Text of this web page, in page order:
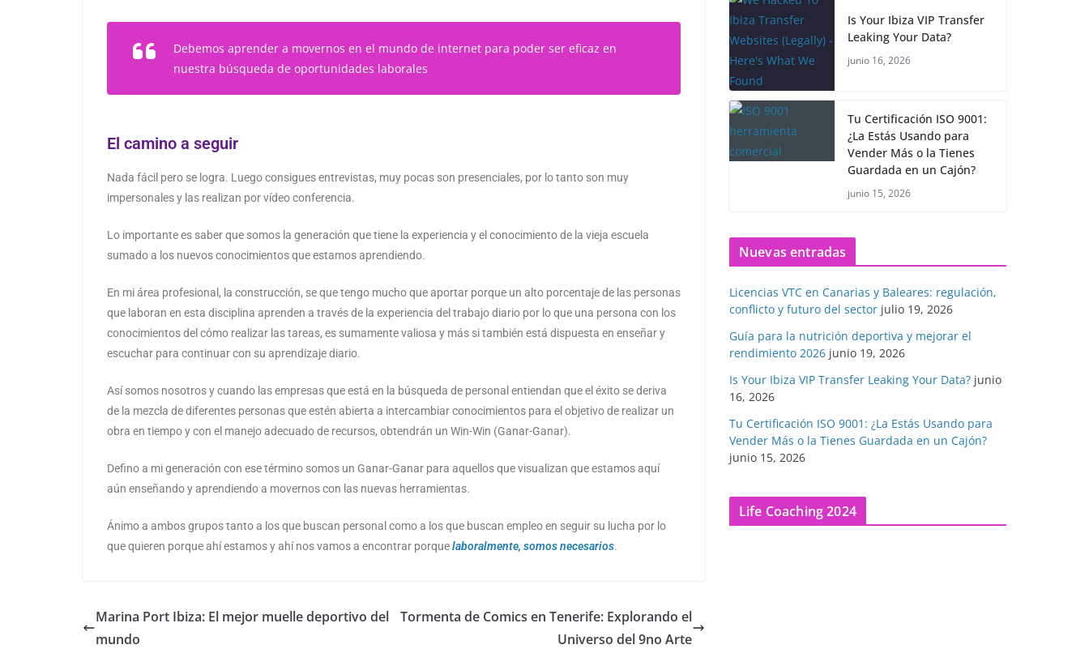
Debemos aprender a movernos en el mundo de internet para poder ser eficaz en
nuestra búsqueda de oportunidades laborales
El camino a seguir
Nada fácil pero se logra. Luego consigues entrevistas, muy pocas son presenciales, por lo tanto son muy
impersonales y las realizan por vídeo conferencia.
Lo importante es saber que somos la generación que tiene la experiencia y el conocimiento de la vieja escuela
sumado a los nuevos conocimientos que estamos aprendiendo.
En mi área profesional, la construcción, se que tengo mucho que aportar porque un alto porcentaje de las personas
que laboran en esta disciplina aprenden a través de la experiencia del trabajo diario por lo que una persona con los
conocimientos del cómo realizar las tareas, es sumamente valiosa y más si también está dispuesta en enseñar y
escuchar para continuar con su aprendizaje diario.
Así somos nosotros y cuando las empresas que está en la búsqueda de personal entiendan que el éxito se deriva
de la mezcla de diferentes personas que estén abierta a intercambiar conocimientos para el objetivo de realizar un
obra en tiempo y con el manejo adecuado de recursos, obtendrán un Win-Win (Ganar-Ganar).
Defino a mi generación con ese término somos un Ganar-Ganar para aquellos que visualizan que estamos aquí
aún enseñando y aprendiendo a movernos con las nuevas herramientas.
Ánimo a ambos grupos tanto a los que buscan personal como a los que buscan empleo en seguir su lucha por lo
que quieren porque ahí estamos y ahí nos vamos a encontrar porquelaboralmente, somos necesarios.
Marina Port Ibiza: El mejor muelle deportivo del
mundo
Tormenta de Comics en Tenerife: Explorando el
Universo del 9no Arte
Is Your Ibiza VIP Transfer
Leaking Your Data?
junio 16, 2026
Tu Certificación ISO 9001:
¿La Estás Usando para
Vender Más o la Tienes
Guardada en un Cajón?
junio 15, 2026
Nuevas entradas
Licencias VTC en Canarias y Baleares: regulación,
conflicto y futuro del sector julio 19, 2026
Guía para la nutrición deportiva y mejorar el
rendimiento 2026 junio 19, 2026
Is Your Ibiza VIP Transfer Leaking Your Data? junio
16, 2026
Tu Certificación ISO 9001: ¿La Estás Usando para
Vender Más o la Tienes Guardada en un Cajón?
junio 15, 2026
Life Coaching 2024